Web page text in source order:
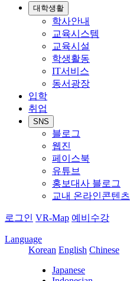
대학생활
학사안내
교육시스템
교육시설
학생활동
IT서비스
동서광장
입학
취업
SNS
블로그
웹진
페이스북
유튜브
홍보대사 블로그
교내 온라인콘텐츠
로그인 VR-Map 예비수강
Language
Korean English Chinese
Japanese